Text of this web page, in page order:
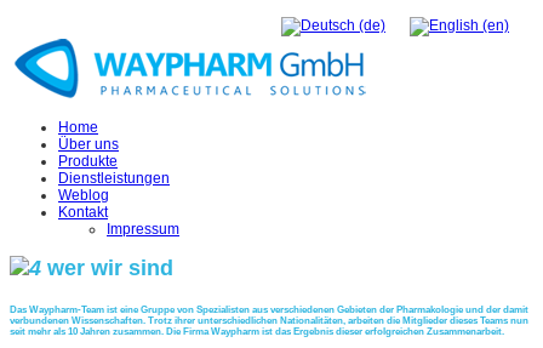
Home
Über uns
Produkte
Dienstleistungen
Weblog
Kontakt
Impressum
wer wir sind
Das Waypharm-Team ist eine Gruppe von Spezialisten aus verschiedenen Gebieten der Pharmakologie und der damit
verbundenen Wissenschaften. Trotz ihrer unterschiedlichen Nationalitäten, arbeiten die Mitglieder dieses Teams nun
seit mehr als 10 Jahren zusammen. Die Firma Waypharm ist das Ergebnis dieser erfolgreichen Zusammenarbeit.